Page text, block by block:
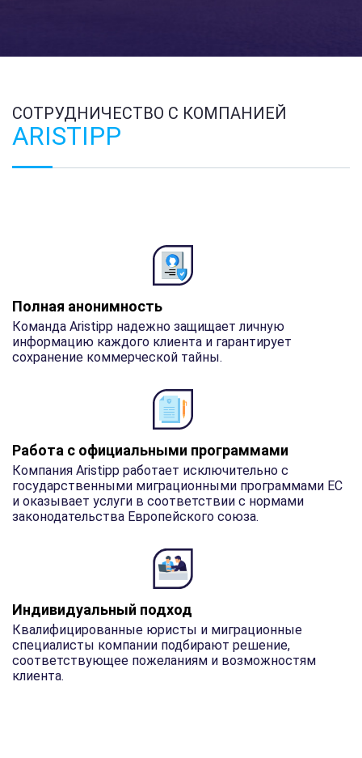
СОТРУДНИЧЕСТВО С КОМПАНИЕЙ
ARISTIPP
Полная анонимность
Команда Aristipp надежно защищает личную
информацию каждого клиента и гарантирует
сохранение коммерческой тайны.
Работа с официальными программами
Компания Aristipp работает исключительно с
государственными миграционными программами ЕС
и оказывает услуги в соответствии с нормами
законодательства Европейского союза.
Индивидуальный подход
Квалифицированные юристы и миграционные
специалисты компании подбирают решение,
соответствующее пожеланиям и возможностям
клиента.